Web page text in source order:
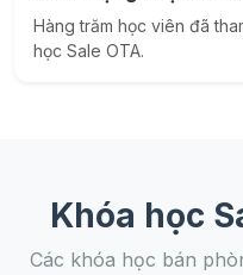
Hàng trăm học viên đã
học Sale OTA.
Khóa học
Các khóa học bán